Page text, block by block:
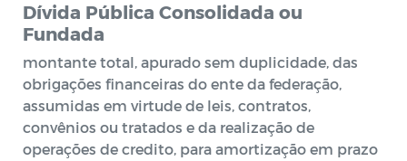
Dívida Pública Consolidada ou
Fundada
montante total, apurado sem duplicidade, das
obrigações financeiras do ente da federação,
assumidas em virtude de leis, contratos,
convênios ou tratados e da realização de
operações de credito, para amortização em prazo